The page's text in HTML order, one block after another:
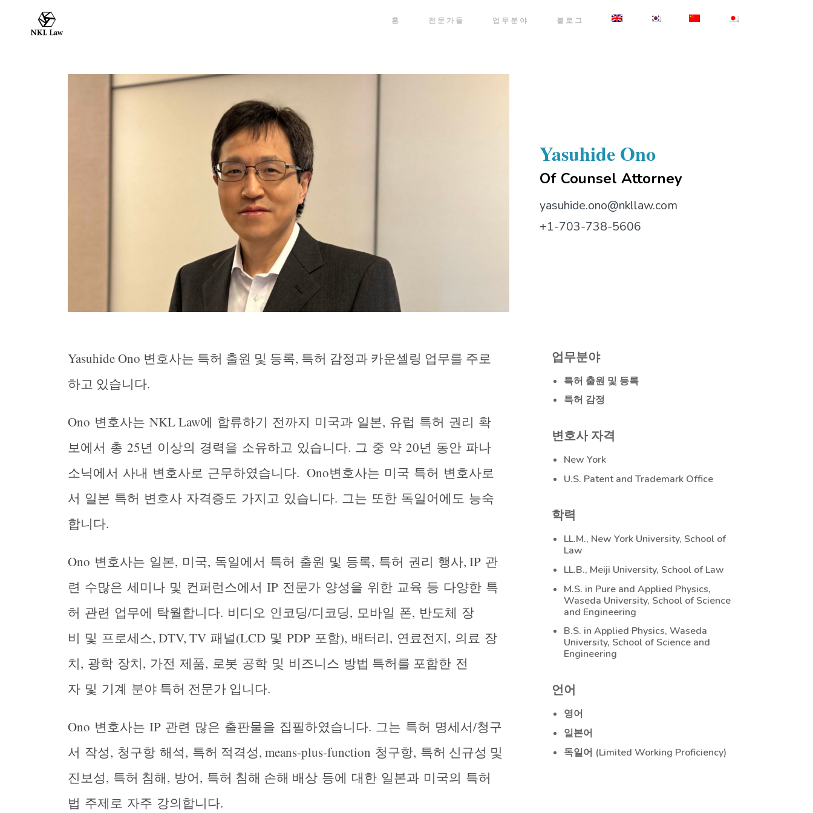
홈 전문가들 업무분야 블로그
Yasuhide Ono
Of Counsel Attorney
yasuhide.ono@nkllaw.com
+1-703-738-5606
Yasuhide Ono 변호사는 특허 출원 및 등록, 특허 감정과 카운셀링 업무를 주로
하고 있습니다.
Ono 변호사는 NKL Law에 합류하기 전까지 미국과 일본, 유럽 특허 권리 확
보에서 총 25년 이상의 경력을 소유하고 있습니다. 그 중 약 20년 동안 파나
소닉에서 사내 변호사로 근무하였습니다. Ono변호사는 미국 특허 변호사로
서 일본 특허 변호사 자격증도 가지고 있습니다. 그는 또한 독일어에도 능숙
합니다.
Ono 변호사는 일본, 미국, 독일에서 특허 출원 및 등록, 특허 권리 행사, IP 관
련 수많은 세미나 및 컨퍼런스에서 IP 전문가 양성을 위한 교육 등 다양한 특
허 관련 업무에 탁월합니다. 비디오 인코딩/디코딩, 모바일 폰, 반도체 장
비 및 프로세스, DTV, TV 패널(LCD 및 PDP 포함), 배터리, 연료전지, 의료 장
치, 광학 장치, 가전 제품, 로봇 공학 및 비즈니스 방법 특허를 포함한 전
자 및 기계 분야 특허 전문가 입니다.
Ono 변호사는 IP 관련 많은 출판물을 집필하였습니다. 그는 특허 명세서/청구
서 작성, 청구항 해석, 특허 적격성, means-plus-function 청구항, 특허 신규성 및
진보성, 특허 침해, 방어, 특허 침해 손해 배상 등에 대한 일본과 미국의 특허
법 주제로 자주 강의합니다.
업무분야
특허 출원 및 등록
특허 감정
변호사 자격
New York
U.S. Patent and Trademark Office
학력
LL.M., New York University, School of
Law
LL.B., Meiji University, School of Law
M.S. in Pure and Applied Physics,
Waseda University, School of Science
and Engineering
B.S. in Applied Physics, Waseda
University, School of Science and
Engineering
언어
영어
일본어
독일어 (Limited Working Proficiency)